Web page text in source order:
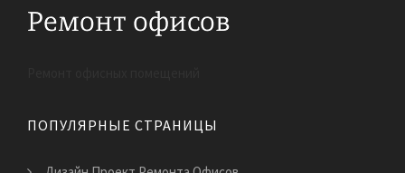
ПОПУЛЯРНЫЕ СТРАНИЦЫ